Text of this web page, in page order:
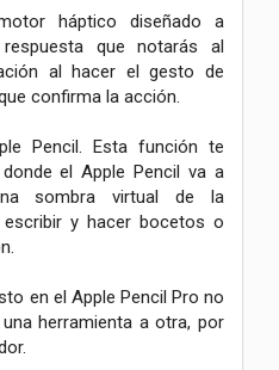
háptico diseñado a
que notarás al
al hacer el gesto de
confirma la acción.
Pencil. Esta función te
el Apple Pencil va a
sombra virtual de la
escribir y hacer bocetos o
en el Apple Pencil Pro no
herramienta a otra, por